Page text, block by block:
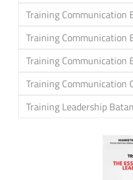
Training Communication
Training Communication
Training Communication
Training Communication
Training Leadership